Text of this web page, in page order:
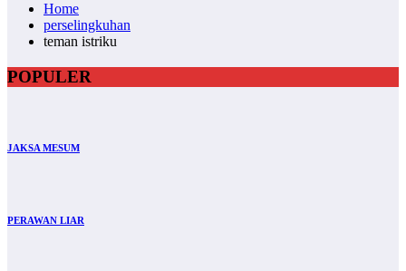
Home
perselingkuhan
teman istriku
POPULER
JAKSA MESUM
PERAWAN LIAR